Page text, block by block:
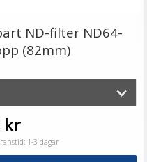
ND-filter ND64-
(82mm)
kr
1-3 dagar